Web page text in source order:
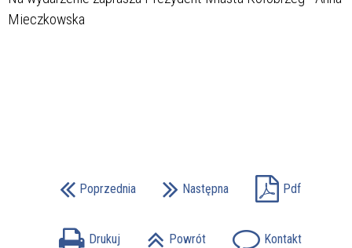
Mieczkowska
Poprzednia Następna Pdf
Drukuj Powrót Kontakt